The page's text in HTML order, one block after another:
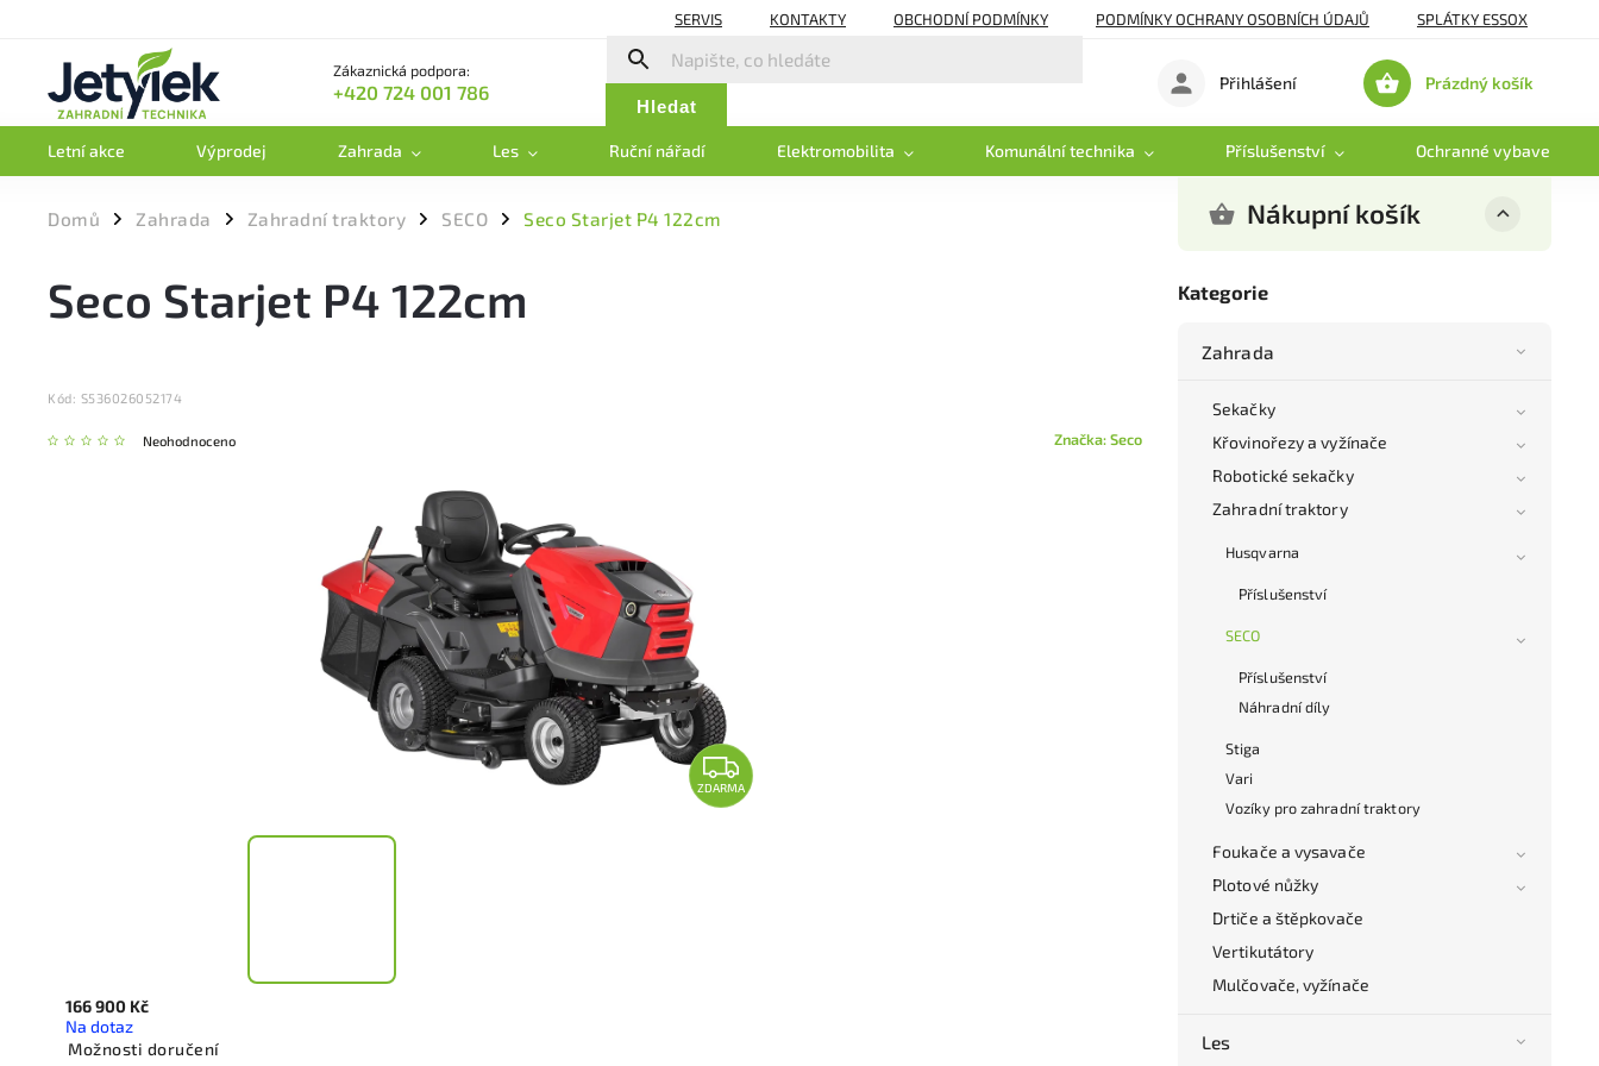
SERVIS KONTAKTY OBCHODNÍ PODMÍNKY PODMÍNKY OCHRANY OSOBNÍCH ÚDAJŮ SPLÁTKY ESSOX
Zákaznická podpora:
+420 724 001 786
Hledat
Nákupní
Prázdný košík
Přihlášení
Letní akce Výprodej Zahrada Les Ruční nářadí Elektromobilita Komunální technika Příslušenství Ochranné vybavení
Domů / Zahrada / Zahradní traktory / SECO / Seco Starjet P4 122cm Nákupní košík
Kategorie
Zahrada
Sekačky
Křovinořezy a vyžínače
Robotické sekačky
Zahradní traktory
Husqvarna
Příslušenství
SECO
Příslušenství
Náhradní díly
Stiga
Vari
Vozíky pro zahradní traktory
Foukače a vysavače
Plotové nůžky
Drtiče a štěpkovače
Vertikutátory
Mulčovače, vyžínače
Les
Seco Starjet P4 122cm
Kód: S536026052174
Neohodnoceno Značka:Seco
ZDARMA
166 900 Kč
Na dotaz
Možnosti doručení